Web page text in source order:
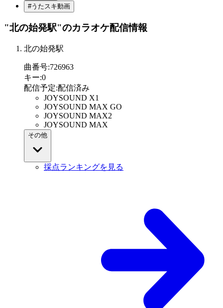
#うたスキ動画
"北の始発駅"のカラオケ配信情報
北の始発駅
曲番号:726963
キー:0
配信予定:配信済み
JOYSOUND X1
JOYSOUND MAX GO
JOYSOUND MAX2
JOYSOUND MAX
その他
採点ランキングを見る